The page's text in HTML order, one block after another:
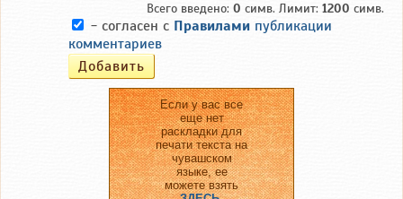
Всего введено: 0 симв. Лимит: 1200 симв.
- согласен с Правилами публикации
комментариев
Если у вас все
еще нет
раскладки для
печати текста на
чувашском
языке, ее
можете взять